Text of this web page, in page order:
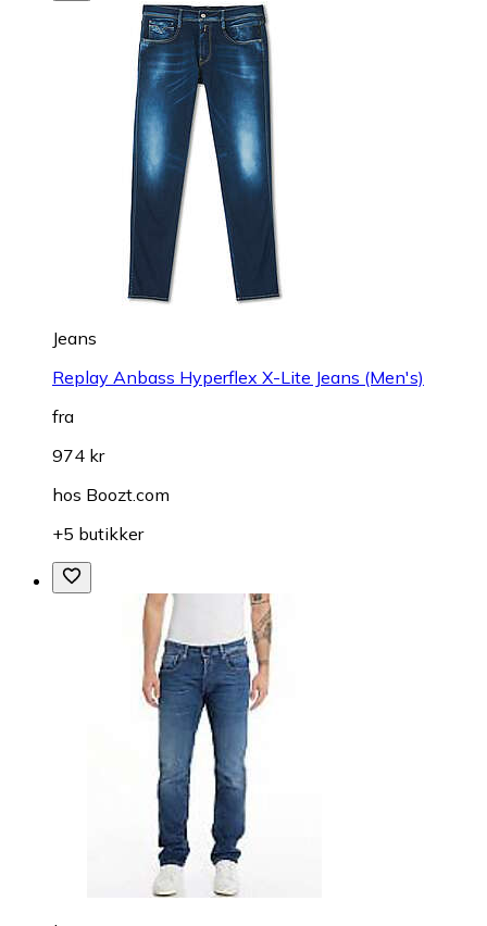
Jeans
Replay Anbass Hyperflex X-Lite Jeans (Men's)
fra
974 kr
hos Boozt.com
+5 butikker